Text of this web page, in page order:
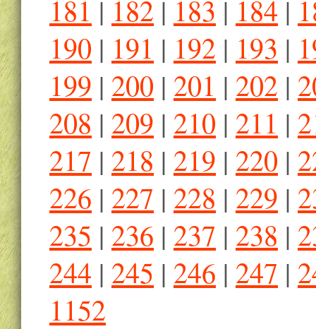
181 | 182 | 183 | 184 |
190 | 191 | 192 | 193 |
199 | 200 | 201 | 202 |
208 | 209 | 210 | 211 |
217 | 218 | 219 | 220 |
226 | 227 | 228 | 229 |
235 | 236 | 237 | 238 |
244 | 245 | 246 | 247 |
1152